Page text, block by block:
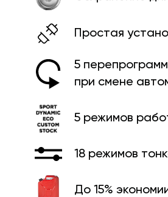
Простая
5
при смене
5 режимов
18 режимов
До 15%